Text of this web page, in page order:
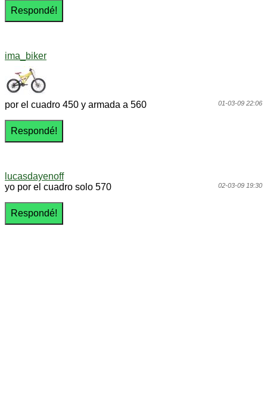
ima_biker
01-03-09 22:06
por el cuadro 450 y armada a 560
lucasdayenoff
02-03-09 19:30
yo por el cuadro solo 570